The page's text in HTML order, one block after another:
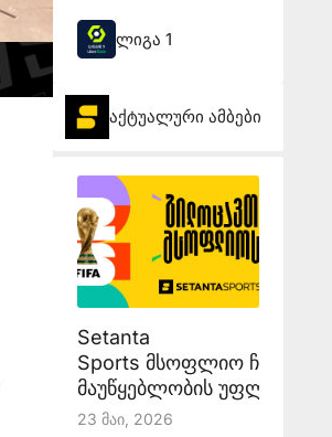
ლიგა 1
აქტუალური ამბები
Setanta
Sports მსოფლიო
მაუწყებლობის უფლებას
23 Მაი, 2026